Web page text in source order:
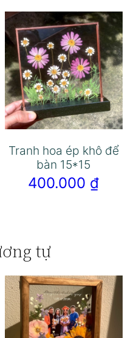
Tranh hoa ép khô để
bàn 15*15
400.000 ₫
tự